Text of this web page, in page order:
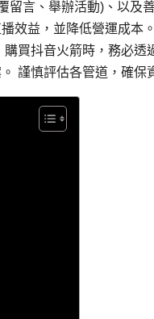
留言、舉辦活動)、以及
效益，並降低營運成本。
購買抖音火箭時，務必透
謹慎評估各管道，確保